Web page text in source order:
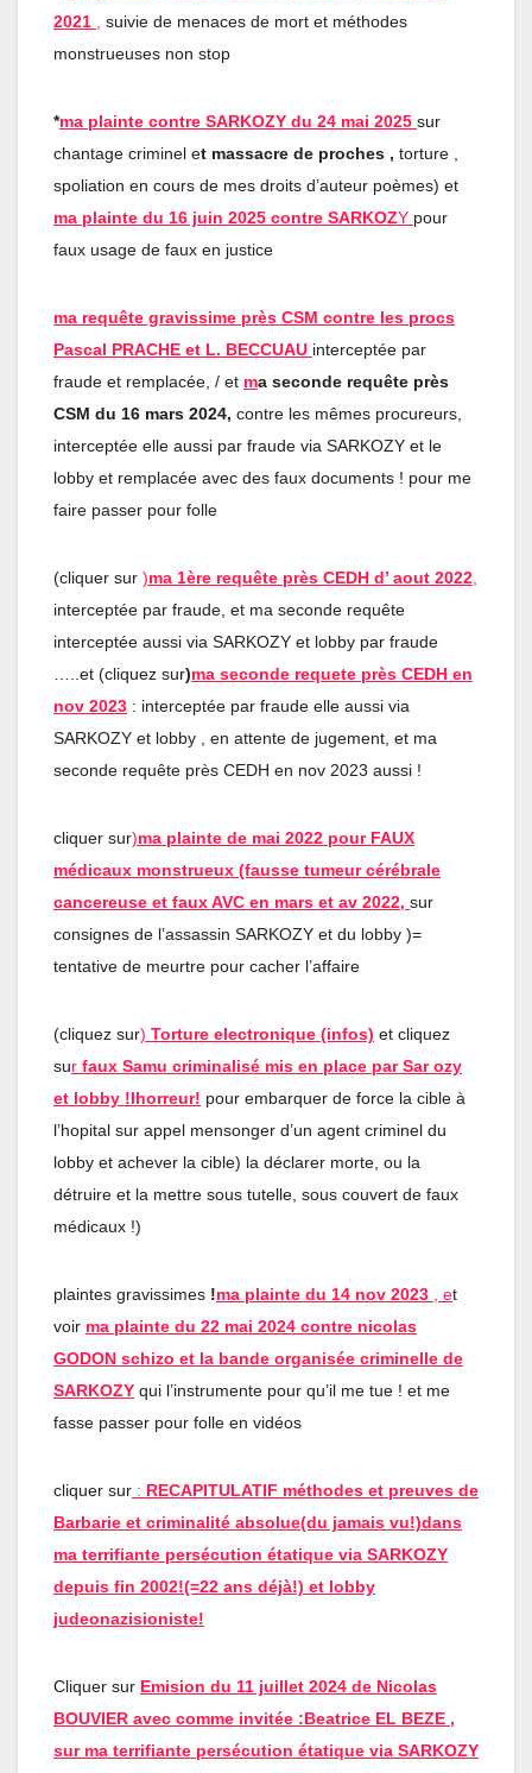
2021
suivie de menaces de mort et méthodes
monstrueuses non stop
*ma plainte contre SARKOZY du 24 mai 2025 sur
chantage criminel et massacre de proches , torture ,
spoliation en cours de mes droits d’auteur poèmes) et
ma plainte du 16 juin 2025 contre SARKOZY pour
faux usage de faux en justice
ma requête gravissime près CSM contre les procs
Pascal PRACHE et L. BECCUAU interceptée par
fraude et remplacée, / et ma seconde requête près
CSM du 16 mars 2024, contre les mêmes procureurs,
interceptée elle aussi par fraude via SARKOZY et le
lobby et remplacée avec des faux documents ! pour me
faire passer pour folle
(cliquer sur )ma 1ère requête près CEDH d’ aout 2022
interceptée par fraude, et ma seconde requête
interceptée aussi via SARKOZY et lobby par fraude
…..et (cliquez sur)ma seconde requete près CEDH en
nov 2023 : interceptée par fraude elle aussi via
SARKOZY et lobby , en attente de jugement, et ma
seconde requête près CEDH en nov 2023 aussi !
cliquer sur)ma plainte de mai 2022 pour FAUX
médicaux monstrueux (fausse tumeur cérébrale
cancereuse et faux AVC en mars et av 2022, sur
consignes de l’assassin SARKOZY et du lobby )=
tentative de meurtre pour cacher l’affaire
(cliquez sur) Torture electronique (infos) et cliquez
sur faux Samu criminalisé mis en place par Sar ozy
et lobby !lhorreur! pour embarquer de force la cible à
l’hopital sur appel mensonger d’un agent criminel du
lobby et achever la cible) la déclarer morte, ou la
détruire et la mettre sous tutelle, sous couvert de faux
médicaux !)
plaintes gravissimes !ma plainte du 14 nov 2023 , et
voir ma plainte du 22 mai 2024 contre nicolas
GODON schizo et la bande organisée criminelle de
SARKOZY qui l’instrumente pour qu’il me tue ! et me
fasse passer pour folle en vidéos
cliquer sur : RECAPITULATIF méthodes et preuves de
Barbarie et criminalité absolue(du jamais vu!)dans
ma terrifiante persécution étatique via SARKOZY
depuis fin 2002!(=22 ans déjà!) et lobby
judeonazisioniste!
Cliquer sur Emision du 11 juillet 2024 de Nicolas
BOUVIER avec comme invitée :Beatrice EL BEZE ,
sur ma terrifiante persécution étatique via SARKOZY